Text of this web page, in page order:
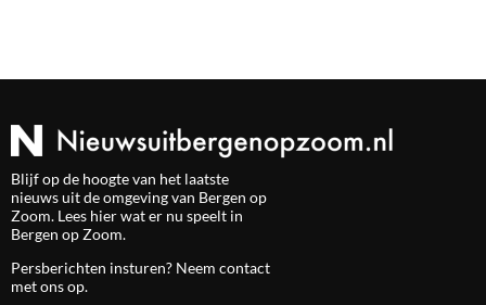
Blijf op de hoogte van het laatste
nieuws uit de omgeving van Bergen op
Zoom. Lees hier wat er nu speelt in
Bergen op Zoom.
Persberichten insturen? Neem contact
met ons op.